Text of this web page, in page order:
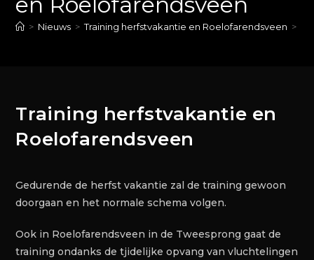
> Nieuws > Training herfstvakantie en Roelofarendsveen >
Training herfstvakantie en
Roelofarendsveen
Gedurende de herfst vakantie zal de training gewoon
doorgaan en het normale schema volgen.
Ook in Roelofarendsveen in de Tweesprong gaat de
training ondanks de tjidelijke opvang van vluchtelingen